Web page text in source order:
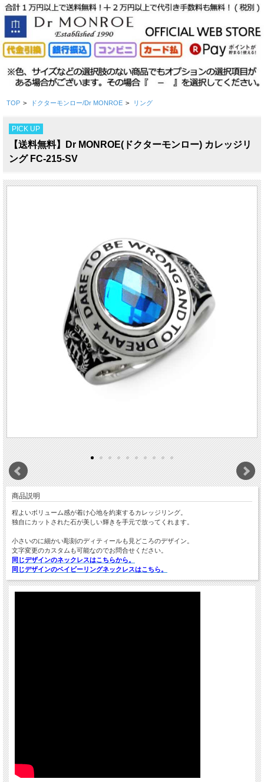
TOP > ドクターモンロー/Dr MONROE > リング
PICK UP
【送料無料】Dr MONROE(ドクターモンロー) カレッジリ
ング FC-215-SV
商品説明
程よいボリューム感が着け心地を約束するカレッジリング。
独自にカットされた石が美しい輝きを手元で放ってくれます。
小さいのに細かい彫刻のディティールも見どころのデザイン。
文字変更のカスタムも可能なのでお問合せください。
同じデザインのネックレスはこちらから。
同じデザインのベイビーリングネックレスはこちら。